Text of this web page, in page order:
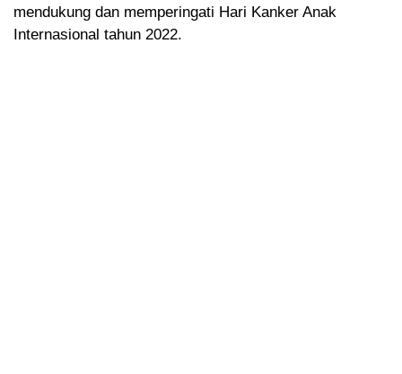
mendukung dan memperingati Hari Kanker Anak
Internasional tahun 2022.